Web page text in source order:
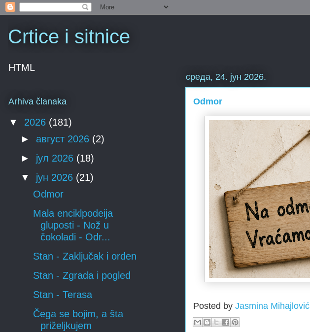
Crtice i sitnice
среда, 24. јун 2026.
Odmor
Posted by Jasmina Mihajlović
HTML
Arhiva članaka
▼ 2026 (181)
► август 2026 (2)
► јул 2026 (18)
▼ јун 2026 (21)
Odmor
Mala enciklpodeija
gluposti - Nož u
čokoladi - Odr...
Stan - Zaključak i orden
Stan - Zgrada i pogled
Stan - Terasa
Čega se bojim, a šta
priželjkujem